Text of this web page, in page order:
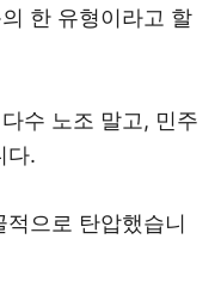
한 유형이라고 할
수 노조 말고, 민주
다.
으로 탄압했습니